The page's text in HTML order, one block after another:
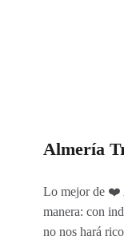
Almería
Lo mejor de ❤️
manera: con
no nos hará